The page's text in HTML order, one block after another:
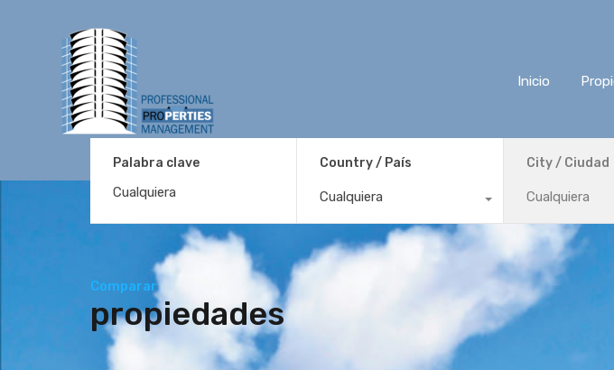
Inicio
Palabra clave Country / País
Cualquiera
City / Ciudad
Cualquiera
Comparar
propiedades